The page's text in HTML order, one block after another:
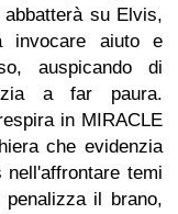
su Elvis,
invocare aiuto e
auspicando di
a far paura.
in MIRACLE
che evidenzia
temi
penalizza il brano,